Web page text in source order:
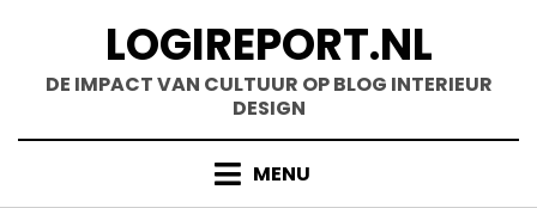
inhoud
LOGIREPORT.NL
DE IMPACT VAN CULTUUR OP BLOG INTERIEUR
DESIGN
MENU